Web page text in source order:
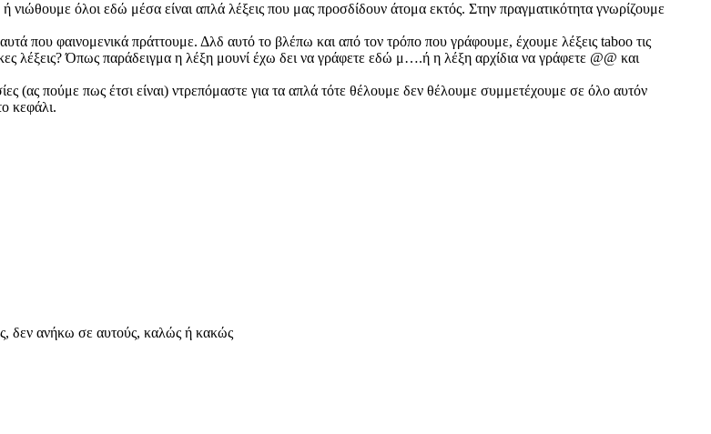
όλοι εδώ μέσα είναι απλά λέξεις που μας προσδίδουν άτομα εκτός. Στην πραγματικότητα γνωρίζουμε
που φαινομενικά πράττουμε. Δλδ αυτό το βλέπω και από τον τρόπο που γράφουμε, έχουμε λέξεις taboo τις
λέξεις? Όπως παράδειγμα η λέξη μουνί έχω δει να γράφετε εδώ μ….ή η λέξη αρχίδια να γράφετε @@ και
(ας πούμε πως έτσι είναι) ντρεπόμαστε για τα απλά τότε θέλουμε δεν θέλουμε συμμετέχουμε σε όλο αυτόν
κεφάλι.
δεν ανήκω σε αυτούς, καλώς ή κακώς